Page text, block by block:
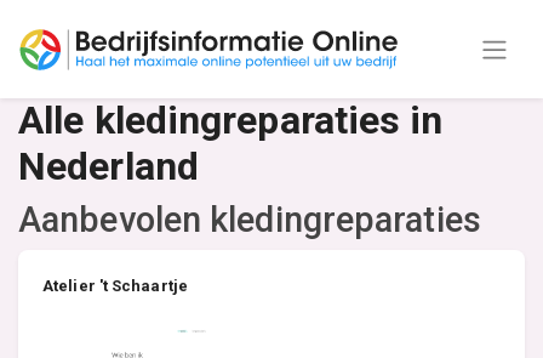
Alle kledingreparaties in
Nederland
Aanbevolen kledingreparaties
Atelier 't Schaartje